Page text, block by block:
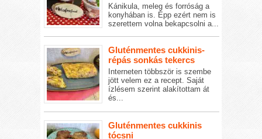
Kánikula, meleg és forróság a
konyhában is. Épp ezért nem is
szerettem volna bekapcsolni a...
Gluténmentes cukkinis-
répás sonkás tekercs
Interneten többször is szembe
jött velem ez a recept. Saját
ízlésem szerint alakítottam át
és...
Gluténmentes cukkinis
tócsni